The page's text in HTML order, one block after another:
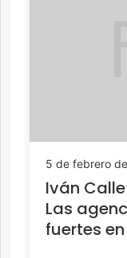
5 de febrero
Iván
Las
fuertes